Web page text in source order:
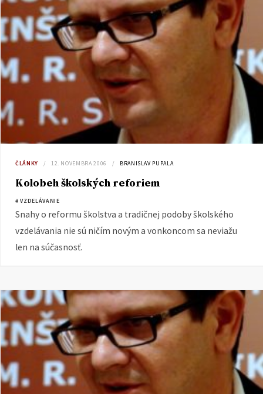
ČLÁNKY 12. NOVEMBRA 2006 BRANISLAV PUPALA
Kolobeh školských reforiem
# VZDELÁVANIE
Snahy o reformu školstva a tradičnej podoby školského
vzdelávania nie sú ničím novým a vonkoncom sa neviažu
len na súčasnosť.